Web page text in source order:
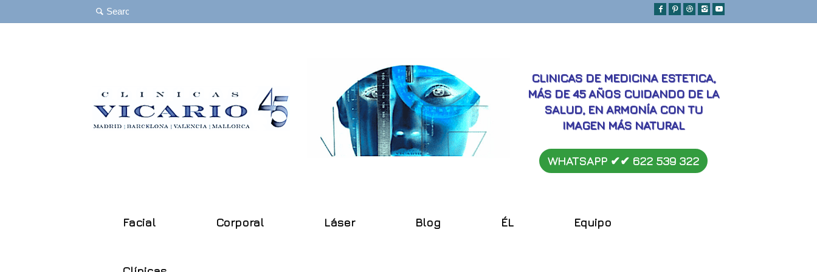
CLINICAS DE MEDICINA ESTETICA,
MÁS DE 45 AÑOS CUIDANDO DE LA
SALUD, EN ARMONÍA CON TU
IMAGEN MÁS NATURAL
WHATSAPP ✔︎✔︎ 622 539 322
Facial Corporal Láser Blog ÉL Equipo